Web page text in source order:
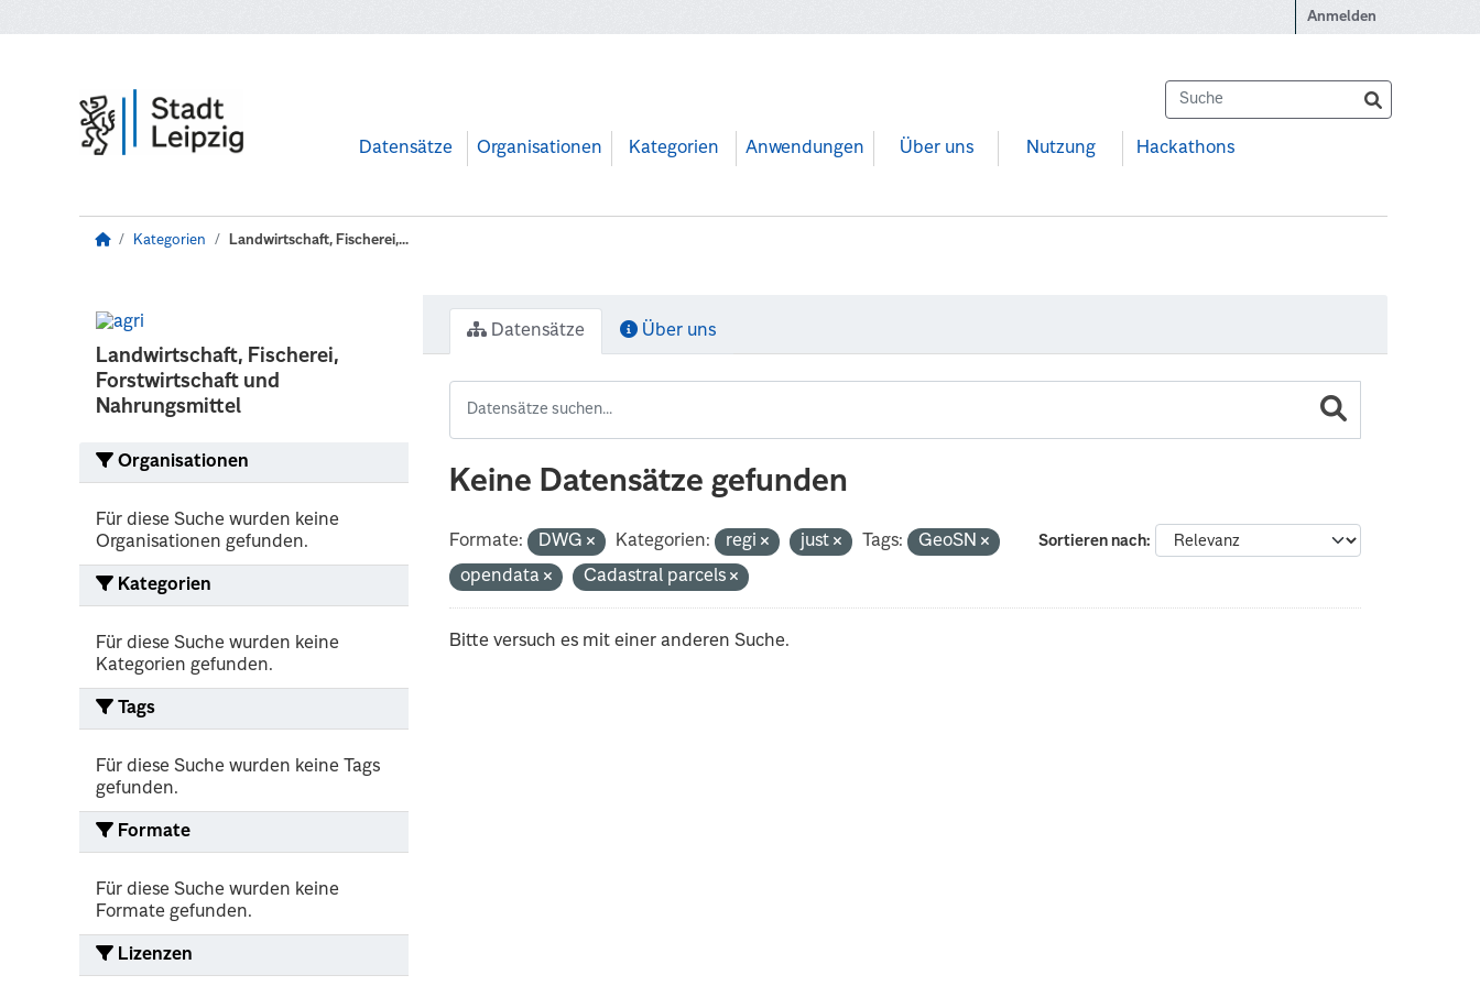
Anmelden
Datensätze Organisationen Kategorien Anwendungen Über uns Nutzung Hackathons
Kategorien Landwirtschaft, Fischerei,...
Landwirtschaft, Fischerei,
Forstwirtschaft und
Nahrungsmittel
Organisationen
Für diese Suche wurden keine
Organisationen gefunden.
Kategorien
Für diese Suche wurden keine
Kategorien gefunden.
Tags
Für diese Suche wurden keine Tags
gefunden.
Formate
Für diese Suche wurden keine
Formate gefunden.
Lizenzen
Datensätze Über uns
Keine Datensätze gefunden
Sortieren nach
Formate: DWG Kategorien: regi just Tags:
GeoSN
opendata
Cadastral parcels
Bitte versuch es mit einer anderen Suche.